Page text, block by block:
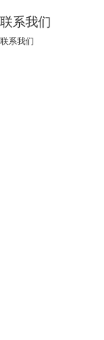
联系我们
联系我们